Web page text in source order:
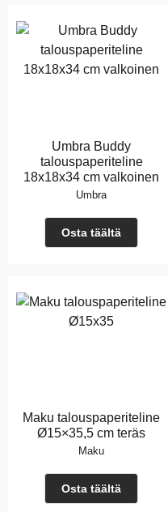
Umbra Buddy
talouspaperiteline
18x18x34 cm valkoinen
Umbra
Osta täältä
Maku talouspaperiteline
Ø15×35,5 cm teräs
Maku
Osta täältä